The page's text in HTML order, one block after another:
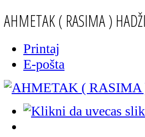
AHMETAK ( RASIMA )
Printaj
E-pošta